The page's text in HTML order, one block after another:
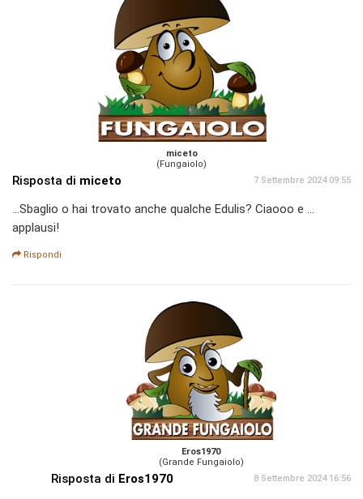
miceto
(Fungaiolo)
Risposta di miceto 7 Settembre 2024 09:55
...Sbaglio o hai trovato anche qualche Edulis? Ciaooo e ...
applausi!
Rispondi
Eros1970
(Grande Fungaiolo)
Risposta di Eros1970 8 Settembre 2024 16:56